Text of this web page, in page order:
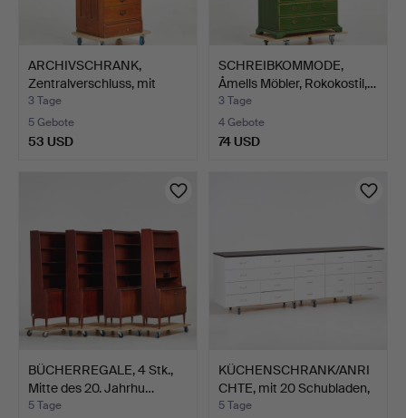
ARCHIVSCHRANK,
Zentralverschluss, mit
Plak…
3 Tage
5 Gebote
53 USD
SCHREIBKOMMODE,
Åmells Möbler, Rokokostil,…
3 Tage
4 Gebote
74 USD
BÜCHERREGALE, 4 Stk.,
Mitte des 20. Jahrhu…
5 Tage
KÜCHENSCHRANK/ANRI
CHTE, mit 20 Schubladen,
…
5 Tage